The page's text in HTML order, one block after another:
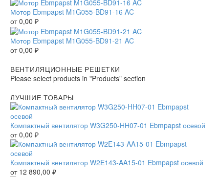
Мотор Ebmpapst M1G055-BD91-16 AC
от0,00 ₽
Мотор Ebmpapst M1G055-BD91-21 AC
от0,00 ₽
ВЕНТИЛЯЦИОННЫЕ РЕШЕТКИ
Please select products in "Products" section
ЛУЧШИЕ ТОВАРЫ
Компактный вентилятор W3G250-HH07-01 Ebmpapst осевой
от0,00 ₽
Компактный вентилятор W2E143-AA15-01 Ebmpapst осевой
от 12 890,00 ₽